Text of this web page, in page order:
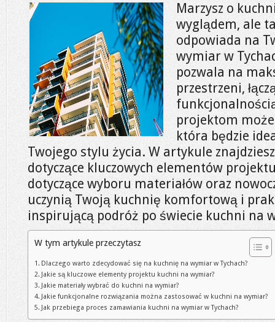
Marzysz o
wyglądem, ale
odpowiada na
wymiar w
pozwala na
przestrzeni,
projektom
która będzie
Twojego stylu życia. W artykule
dotyczące kluczowych elementów
dotyczące wyboru materiałów oraz
uczynią Twoją kuchnię komfortową i
inspirującą podróż po świecie kuchni na
W tym artykule przeczytasz
Dlaczego warto zdecydować się na kuchnię na wymiar w Tychach?
Jakie są kluczowe elementy projektu kuchni na wymiar?
Jakie materiały wybrać do kuchni na wymiar?
Jakie funkcjonalne rozwiązania można zastosować w kuchni na wymiar?
Jak przebiega proces zamawiania kuchni na wymiar w Tychach?